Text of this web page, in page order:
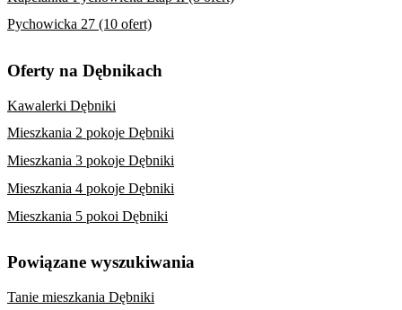
Pychowicka 27 (10 ofert)
Oferty na Dębnikach
Kawalerki Dębniki
Mieszkania 2 pokoje Dębniki
Mieszkania 3 pokoje Dębniki
Mieszkania 4 pokoje Dębniki
Mieszkania 5 pokoi Dębniki
Powiązane wyszukiwania
Tanie mieszkania Dębniki